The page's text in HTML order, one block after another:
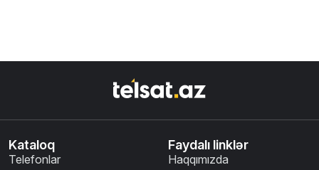
Kataloq
Telefonlar
Faydalı linklər
Haqqımızda